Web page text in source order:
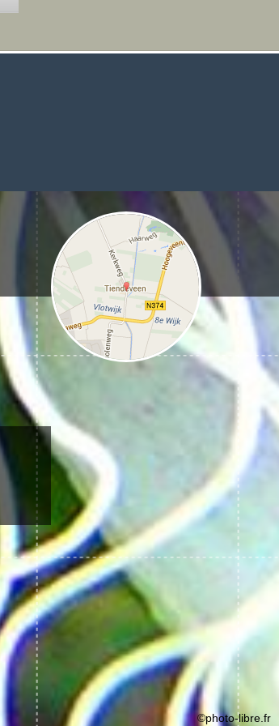
©photo-libre.fr